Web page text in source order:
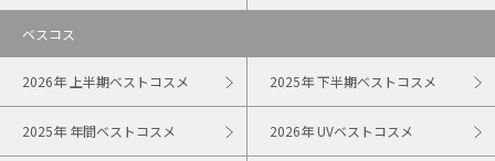
ベスコス
2026年 上半期ベストコスメ 2025年 下半期ベストコスメ
2025年 年間ベストコスメ 2026年 UVベストコスメ